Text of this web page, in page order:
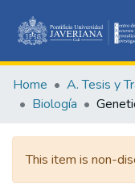
Home A. Tesis y
Biología
This item is non-